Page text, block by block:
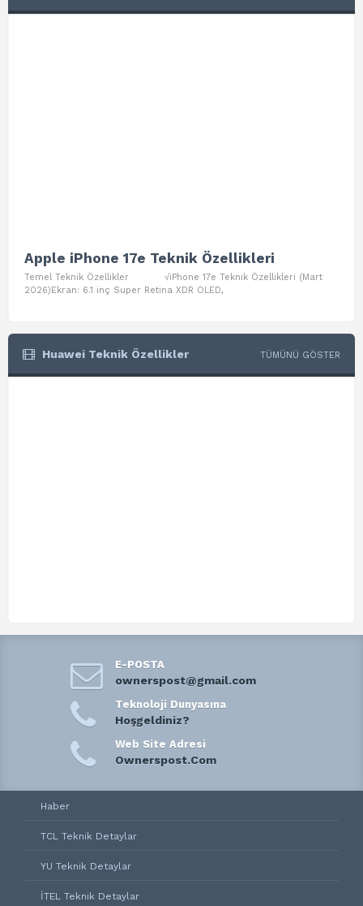
Apple iPhone 17e Teknik Özellikleri
Temel Teknik Özellikler √iPhone 17e Teknik Özellikleri (Mart
2026)Ekran: 6.1 inç Super Retina XDR OLED,
Huawei Teknik Özellikler TÜMÜNÜ GÖSTER
E-POSTA
ownerspost@gmail.com
Teknoloji Dunyasına
Hoşgeldiniz?
Web Site Adresi
Ownerspost.Com
Haber
TCL Teknik Detaylar
YU Teknik Detaylar
İTEL Teknik Detaylar